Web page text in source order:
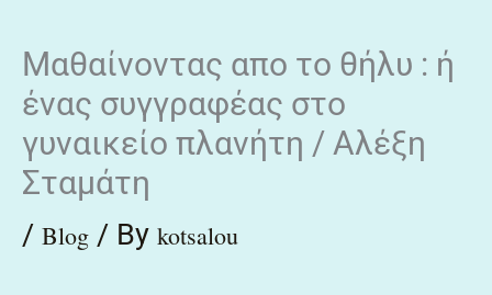
content
Μαθαίνοντας απο το θήλυ : ή
ένας συγγραφέας στο
γυναικείο πλανήτη / Αλέξη
Σταμάτη
/ Blog / By kotsalou